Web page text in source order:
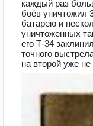
каждый раз
боёв уничтожил
батарею и
уничтоженных
его Т-34
точного
на второй уже